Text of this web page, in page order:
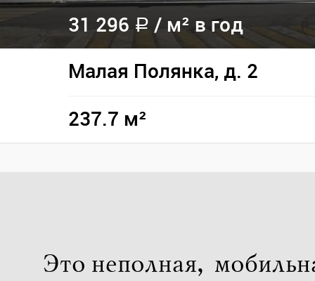
31 296 a / м² в год
Малая Полянка, д. 2
237.7 м²
Это неполная,